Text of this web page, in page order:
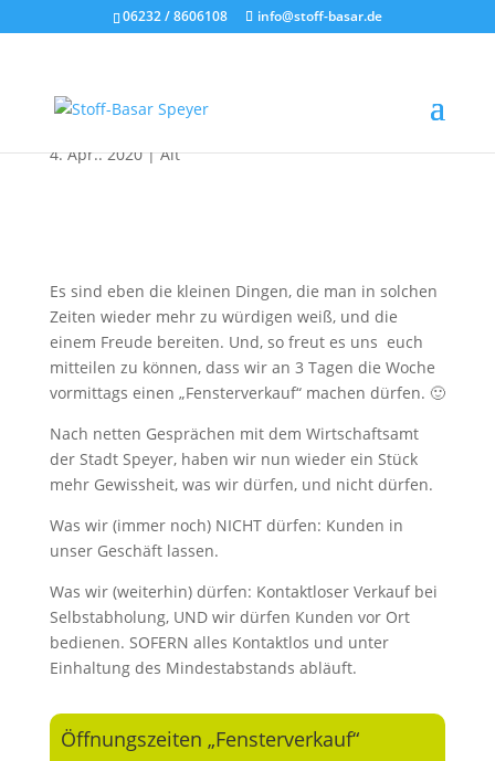
06232 / 8606108 info@stoff-basar.de
Fensterverkauf
4. Apr.. 2020|Alt
Es sind eben die kleinen Dingen, die man in solchen
Zeiten wieder mehr zu würdigen weiß, und die
einem Freude bereiten. Und, so freut es uns euch
mitteilen zu können, dass wir an 3 Tagen die Woche
vormittags einen „Fensterverkauf“ machen dürfen. 🙂
Nach netten Gesprächen mit dem Wirtschaftsamt
der Stadt Speyer, haben wir nun wieder ein Stück
mehr Gewissheit, was wir dürfen, und nicht dürfen.
Was wir (immer noch) NICHT dürfen: Kunden in
unser Geschäft lassen.
Was wir (weiterhin) dürfen: Kontaktloser Verkauf bei
Selbstabholung, UND wir dürfen Kunden vor Ort
bedienen. SOFERN alles Kontaktlos und unter
Einhaltung des Mindestabstands abläuft.
Öffnungszeiten „Fensterverkauf“